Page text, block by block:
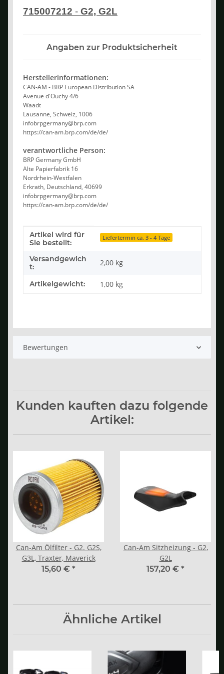
715007212 - G2, G2L
Angaben zur Produktsicherheit
Herstellerinformationen:
CAN-AM - BRP European Distribution SA
Avenue d'Ouchy 4/6
Waadt
Lausanne, Schweiz, 1006
infobrpgermany@brp.com
https://can-am.brp.com/de/de/
verantwortliche Person:
BRP Germany GmbH
Alte Papierfabrik 16
Nordrhein-Westfalen
Erkrath, Deutschland, 40699
infobrpgermany@brp.com
https://can-am.brp.com/de/de/
Produkteigenschaft
Wert
Artikel wird für
Sie bestellt:
Liefertermin ca. 3 - 4 Tage
Versandgewich
t:
2,00 kg
Artikelgewicht: 1,00 kg
Bewertungen
Kunden kauften dazu folgende
Artikel:
Can-Am Ölfilter - G2. G2S,
G3L, Traxter, Maverick
15,60 € *
Can-Am Sitzheizung - G2,
G2L
157,20 € *
Ähnliche Artikel